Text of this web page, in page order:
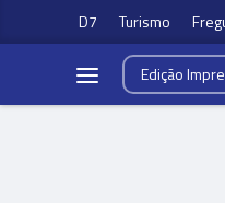
D7 Turismo
Edição